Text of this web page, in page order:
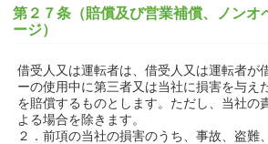
第２７条（賠償及び営業補償、ノンオ
ージ）
借受人又は運転者は、借受人又は運転者が
ーの使用中に第三者又は当社に損害を与え
を賠償するものとします。ただし、当社の
よる場合を除きます。
２．前項の当社の損害のうち、事故、盗難